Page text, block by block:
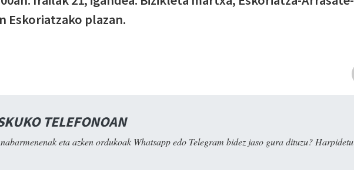
Eskoriatzako plazan.
TELEFONOAN
eta azken ordukoak Whatsapp edo Telegram bidez jaso gura dituzu? Harpidetu